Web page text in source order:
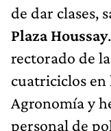
de dar clases,
Plaza Houssay
rectorado de la
cuatriciclos en
Agronomía y
personal de